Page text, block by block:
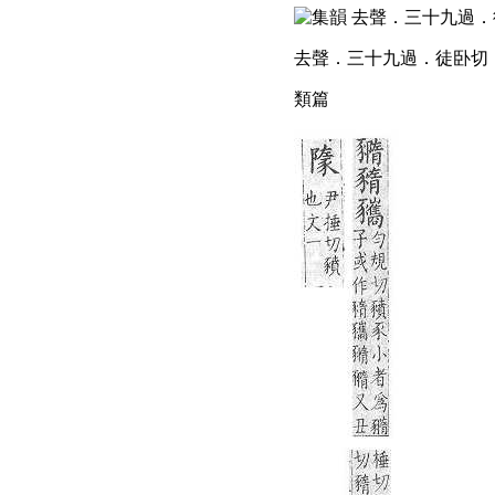
去聲．三十九過．徒卧切
類篇